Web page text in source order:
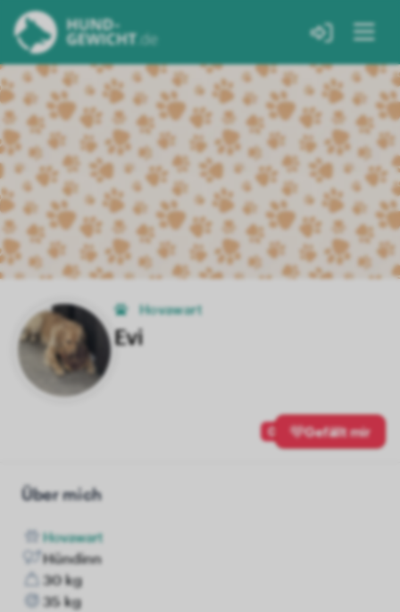
Hovawart
Evi
0 Gefällt mir
Über mich
Hovawart
Hündinn
30 kg
35 kg